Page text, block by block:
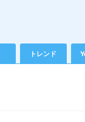
トレンド